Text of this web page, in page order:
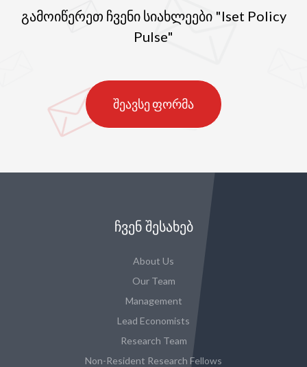
გამოიწერეთ ჩვენი სიახლეები "Iset Policy
Pulse"
შეავსე ფორმა
ᲩᲕᲔᲜ ᲨᲔᲡᲐᲮᲔᲑ
About Us
Our Team
Management
Lead Economists
Research Team
Non-Resident Research Fellows